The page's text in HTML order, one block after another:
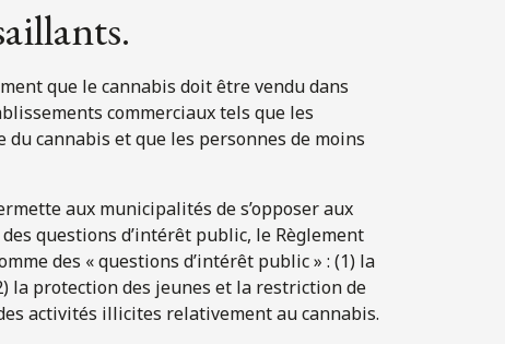
que le cannabis doit être vendu dans
commerciaux tels que les
cannabis et que les personnes de moins
aux municipalités de s’opposer aux
questions d’intérêt public, le Règlement
des « questions d’intérêt public » : (1) la
la protection des jeunes et la restriction de
activités illicites relativement au cannabis.